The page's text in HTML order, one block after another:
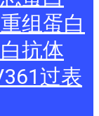
组蛋白
抗体
过表